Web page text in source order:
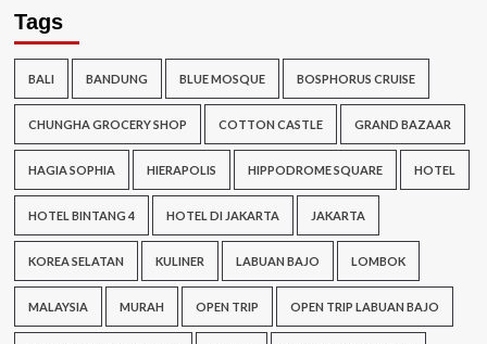
Tags
BALI BANDUNG BLUE MOSQUE BOSPHORUS CRUISE
CHUNGHA GROCERY SHOP COTTON CASTLE GRAND BAZAAR
HAGIA SOPHIA HIERAPOLIS HIPPODROME SQUARE HOTEL
HOTEL BINTANG 4 HOTEL DI JAKARTA JAKARTA
KOREA SELATAN KULINER LABUAN BAJO LOMBOK
MALAYSIA MURAH OPEN TRIP OPEN TRIP LABUAN BAJO